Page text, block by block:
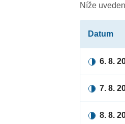
Níže
Datum
6. 8.
7. 8.
8. 8.